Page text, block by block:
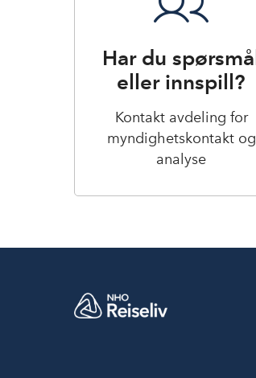
Har du spørsmål
eller innspill?
Kontakt avdeling for
myndighetskontakt og
analyse